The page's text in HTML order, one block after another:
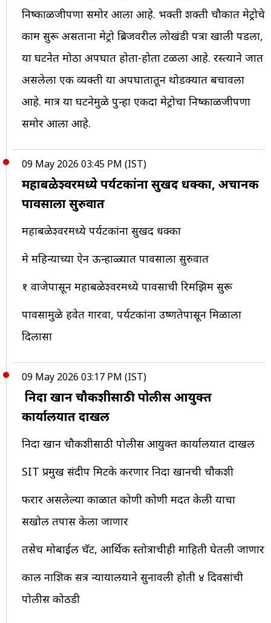
निष्काळजीपणा समोर आला आहे. भक्ती शक्ती चौकात मेट्रोचे
काम सुरू असताना मेट्रो ब्रिजवरील लोखंडी पत्रा खाली पडला,
या घटनेत मोठा अपघात होता-होता टळला आहे. रस्त्याने जात
असलेला एक व्यक्ती या अपघातातून थोडक्यात बचावला
आहे. मात्र या घटनेमुळे पुन्हा एकदा मेट्रोचा निष्काळजीपणा
समोर आला आहे.
09 May 2026 03:45 PM (IST)
महाबळेश्वरमध्ये पर्यटकांना सुखद धक्का, अचानक
पावसाला सुरुवात
महाबळेश्वरमध्ये पर्यटकांना सुखद धक्का
मे महिन्याच्या ऐन ऊन्हाळ्यात पावसाला सुरुवात
१ वाजेपासून महाबळेश्वरमध्ये पावसाची रिमझिम सुरू
पावसामुळे हवेत गारवा, पर्यटकांना उष्णतेपासून मिळाला
दिलासा
09 May 2026 03:17 PM (IST)
निदा खान चौकशीसाठी पोलीस आयुक्त
कार्यालयात दाखल
निदा खान चौकशीसाठी पोलीस आयुक्त कार्यालयात दाखल
SIT प्रमुख संदीप मिटके करणार निदा खानची चौकशी
फरार असलेल्या काळात कोणी कोणी मदत केली याचा
सखोल तपास केला जाणार
तसेच मोबाईल चॅट, आर्थिक स्तोत्राचीही माहिती घेतली जाणार
काल नाशिक सत्र न्यायालयाने सुनावली होती ४ दिवसांची
पोलीस कोठडी